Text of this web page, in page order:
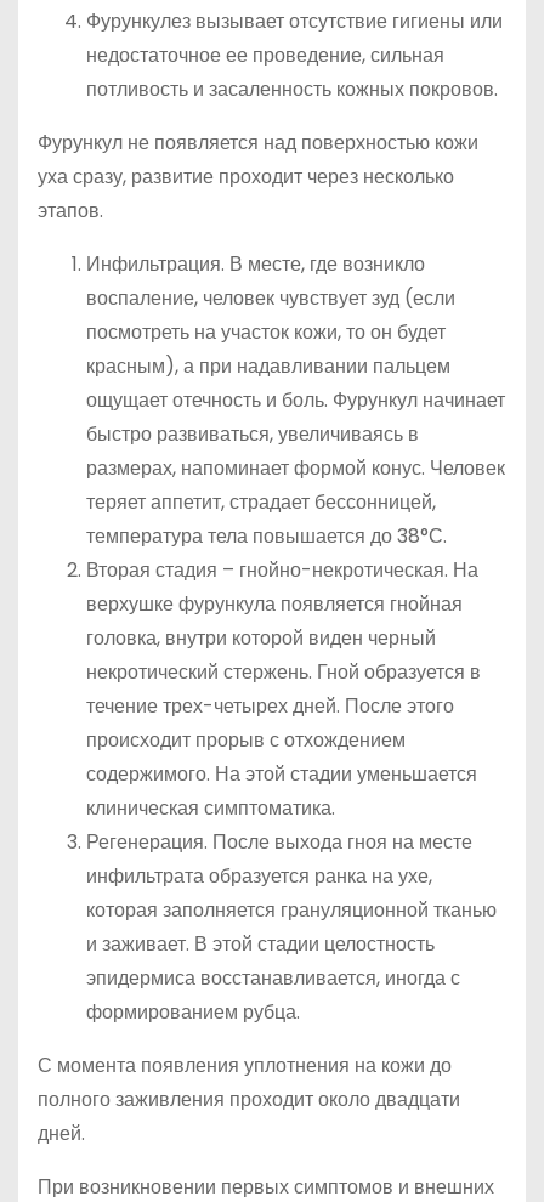
Фурункулез вызывает отсутствие гигиены или
недостаточное ее проведение, сильная
потливость и засаленность кожных покровов.
Фурункул не появляется над поверхностью кожи
уха сразу, развитие проходит через несколько
этапов.
Инфильтрация. В месте, где возникло
воспаление, человек чувствует зуд (если
посмотреть на участок кожи, то он будет
красным), а при надавливании пальцем
ощущает отечность и боль. Фурункул начинает
быстро развиваться, увеличиваясь в
размерах, напоминает формой конус. Человек
теряет аппетит, страдает бессонницей,
температура тела повышается до 38°С.
Вторая стадия – гнойно-некротическая. На
верхушке фурункула появляется гнойная
головка, внутри которой виден черный
некротический стержень. Гной образуется в
течение трех-четырех дней. После этого
происходит прорыв с отхождением
содержимого. На этой стадии уменьшается
клиническая симптоматика.
Регенерация. После выхода гноя на месте
инфильтрата образуется ранка на ухе,
которая заполняется грануляционной тканью
и заживает. В этой стадии целостность
эпидермиса восстанавливается, иногда с
формированием рубца.
С момента появления уплотнения на кожи до
полного заживления проходит около двадцати
дней.
При возникновении первых симптомов и внешних